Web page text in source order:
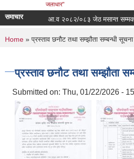
जलाधार"
समाचार आ.व २०८२/०८३ जेठ मसान्त सम्मको
You are here
Home » प्रस्ताव छनौट तथा सम्झौता सम्बन्धी
प्रस्ताव छनौट तथा सम्झौता
Submitted on: Thu, 01/22/2026 -